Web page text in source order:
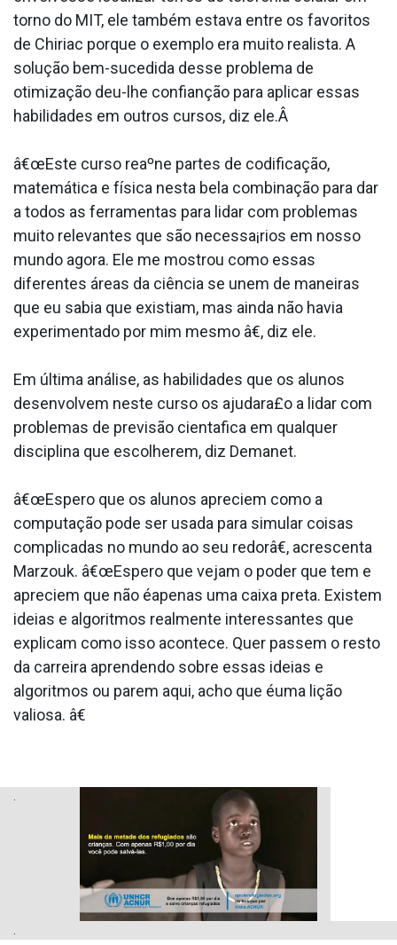
torno do MIT, ele também estava entre os favoritos
de Chiriac porque o exemplo era muito realista. A
solução bem-sucedida desse problema de
otimização deu-lhe confianção para aplicar essas
habilidades em outros cursos, diz ele.Â
â€œEste curso reaºne partes de codificação,
matemática e física nesta bela combinação para dar
a todos as ferramentas para lidar com problemas
muito relevantes que são necessa¡rios em nosso
mundo agora. Ele me mostrou como essas
diferentes áreas da ciência se unem de maneiras
que eu sabia que existiam, mas ainda não havia
experimentado por mim mesmo â€, diz ele.
Em última análise, as habilidades que os alunos
desenvolvem neste curso os ajudara£o a lidar com
problemas de previsão cienta­fica em qualquer
disciplina que escolherem, diz Demanet.
â€œEspero que os alunos apreciem como a
computação pode ser usada para simular coisas
complicadas no mundo ao seu redorâ€, acrescenta
Marzouk. â€œEspero que vejam o poder que tem e
apreciem que não éapenas uma caixa preta. Existem
ideias e algoritmos realmente interessantes que
explicam como isso acontece. Quer passem o resto
da carreira aprendendo sobre essas ideias e
algoritmos ou parem aqui, acho que éuma lição
valiosa. â€
.
.